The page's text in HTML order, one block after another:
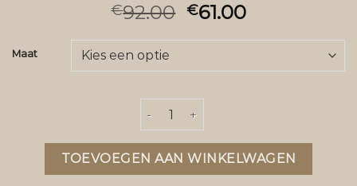
€92.00 €61.00
Maat
skijassen aantal
TOEVOEGEN AAN WINKELWAGEN